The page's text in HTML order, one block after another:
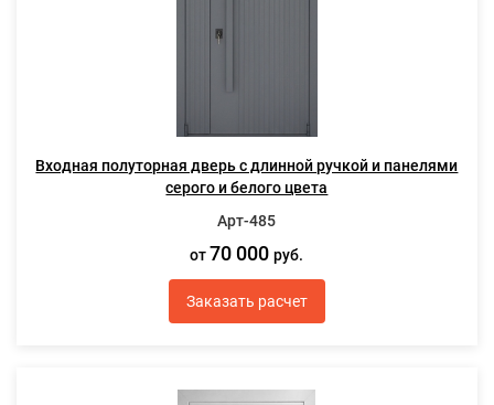
Входная полуторная дверь с длинной ручкой и панелями
серого и белого цвета
Арт-485
от 70 000руб.
Заказать расчет